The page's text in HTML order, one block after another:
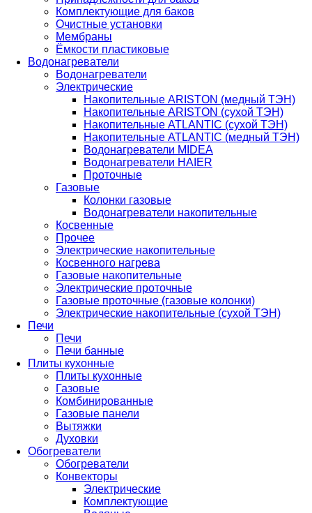
Комплектующие для баков
Очистные установки
Мембраны
Ёмкости пластиковые
Водонагреватели
Водонагреватели
Электрические
Накопительные ARISTON (медный ТЭН)
Накопительные ARISTON (сухой ТЭН)
Накопительные ATLANTIC (сухой ТЭН)
Накопительные ATLANTIC (медный ТЭН)
Водонагреватели MIDEA
Водонагреватели HAIER
Проточные
Газовые
Колонки газовые
Водонагреватели накопительные
Косвенные
Прочее
Электрические накопительные
Косвенного нагрева
Газовые накопительные
Электрические проточные
Газовые проточные (газовые колонки)
Электрические накопительные (сухой ТЭН)
Печи
Печи
Печи банные
Плиты кухонные
Плиты кухонные
Газовые
Комбинированные
Газовые панели
Вытяжки
Духовки
Обогреватели
Обогреватели
Конвекторы
Электрические
Комплектующие